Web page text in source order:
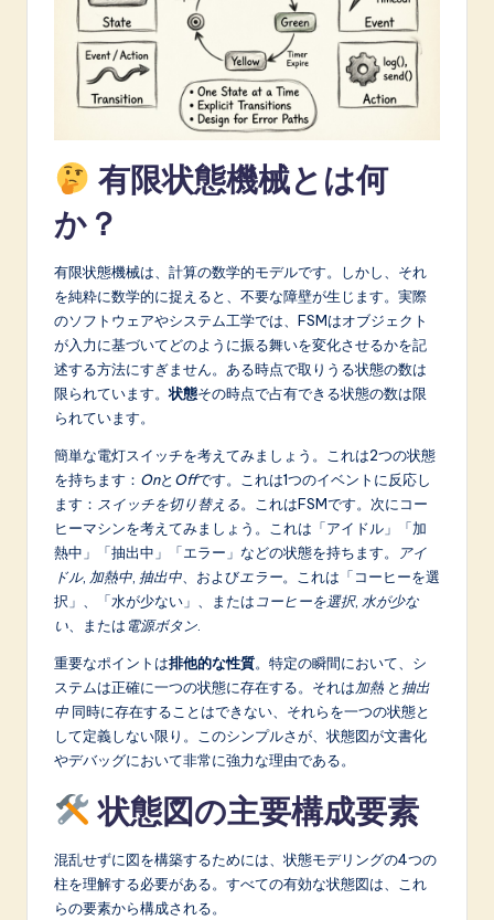
w
o
有限状態機械とは何
か？
有限状態機械は、計算の数学的モデルです。しかし、それ
を純粋に数学的に捉えると、不要な障壁が生じます。実際
のソフトウェアやシステム工学では、FSMはオブジェクト
が入力に基づいてどのように振る舞いを変化させるかを記
述する方法にすぎません。ある時点で取りうる状態の数は
限られています。状態その時点で占有できる状態の数は限
られています。
簡単な電灯スイッチを考えてみましょう。これは2つの状態
を持ちます： Onと Offです。これは1つのイベントに反応し
ます： スイッチを切り替える。これはFSMです。次にコー
ヒーマシンを考えてみましょう。これは「アイドル」「加
熱中」「抽出中」「エラー」などの状態を持ちます。
アイ
ドル, 加熱中 抽出中 、およびエラー。これは「コーヒーを選
択」、「水が少ない」、または コーヒーを選択, 水が少な
い 、または 電源ボタン
重要なポイントは排他的な性質。特定の瞬間において、シ
ステムは正確に一つの状態に存在する。それは加熱 と 抽出
中 同時に存在することはできない、それらを一つの状態と
して定義しない限り。このシンプルさが、状態図が文書化
やデバッグにおいて非常に強力な理由である。
状態図の主要構成要素
混乱せずに図を構築するためには、状態モデリングの4つの
柱を理解する必要がある。すべての有効な状態図は、これ
らの要素から構成される。